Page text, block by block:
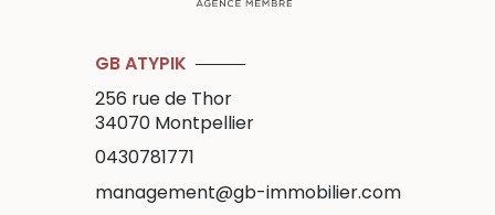
GB ATYPIK
256 rue de Thor
34070 Montpellier
0430781771
management@gb-immobilier.com